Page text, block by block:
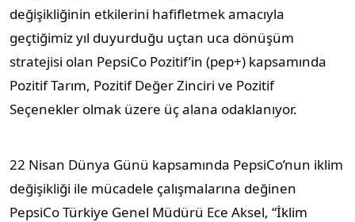
değişikliğinin etkilerini hafifletmek amacıyla
geçtiğimiz yıl duyurduğu uçtan uca dönüşüm
stratejisi olan PepsiCo Pozitif’in (pep+) kapsamında
Pozitif Tarım, Pozitif Değer Zinciri ve Pozitif
Seçenekler olmak üzere üç alana odaklanıyor.
22 Nisan Dünya Günü kapsamında PepsiCo’nun iklim
değişikliği ile mücadele çalışmalarına değinen
PepsiCo Türkiye Genel Müdürü Ece Aksel, “İklim